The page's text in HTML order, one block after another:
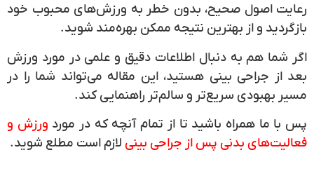
رعایت اصول صحیح، بدون خطر به ورزش‌های محبوب خود
بازگردید و از بهترین نتیجه ممکن بهره‌مند شوید.
اگر شما هم به دنبال اطلاعات دقیق و علمی در مورد ورزش
بعد از جراحی بینی هستید، این مقاله می‌تواند شما را در
مسیر بهبودی سریع‌تر و سالم‌تر راهنمایی کند.
پس با ما همراه باشید تا از تمام آنچه که در موردورزش و
فعالیت‌های بدنی پس از جراحی بینیلازم است مطلع شوید.